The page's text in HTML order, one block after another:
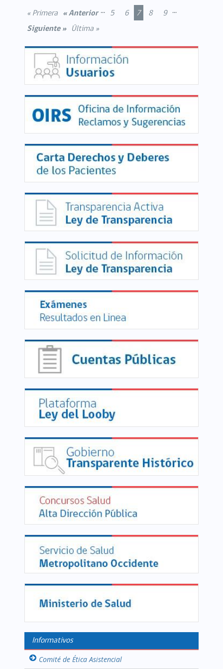
« Primera « Anterior ... 5 6 7 8 9 ...
Siguiente » Última »
Informativos
Comité de Ética Asistencial